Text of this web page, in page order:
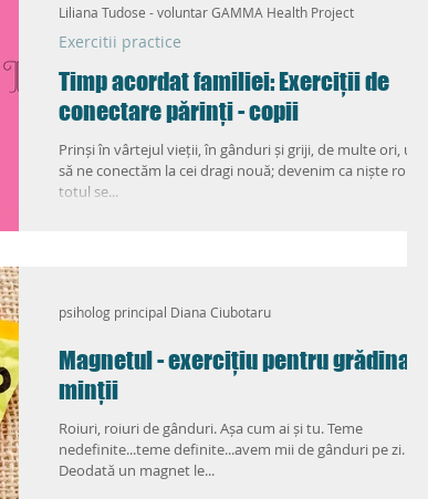
Love Life 2.0
Timp acordat familiei: Exerciții de
conectare părinți - copii
Prinși în vârtejul vieții, în gânduri și griji, de multe ori,
să ne conectăm la cei dragi nouă; devenim ca niște roboți,
totul se...
Exercitii practice
Liliana Tudose - voluntar GAMMA Health Project
Magnetul - exercițiu pentru grădinarii
minții
Roiuri, roiuri de gânduri. Așa cum ai și tu. Teme
nedefinite...teme definite...avem mii de gânduri pe zi.
Deodată un magnet le...
psiholog principal Diana Ciubotaru